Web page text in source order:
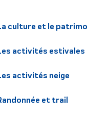
culture et le
activités estivales
activités neige
et trail